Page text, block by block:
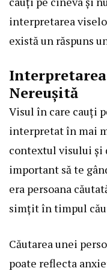
interpretarea
există un răspuns
Nereușită
Visul în care cauți
interpretat în mai
contextul visului și
important să te
era persoana
simțit în timpul
Căutarea unei
poate reflecta